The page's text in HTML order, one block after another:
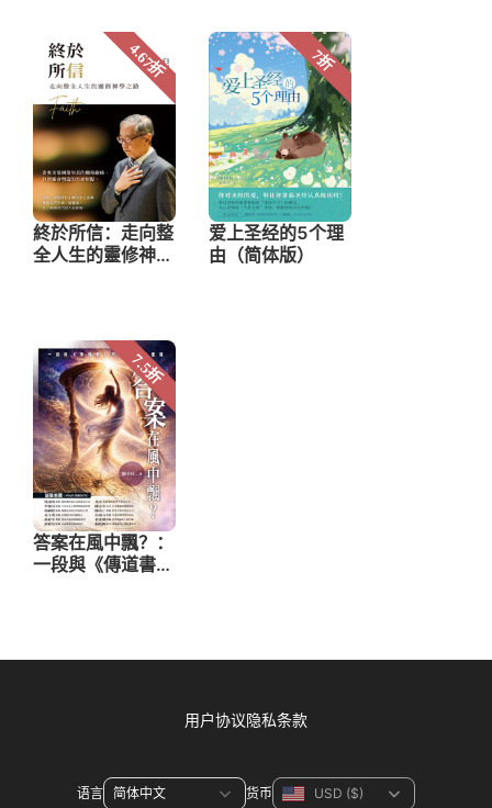
用户协议隐私条款
语言 货币